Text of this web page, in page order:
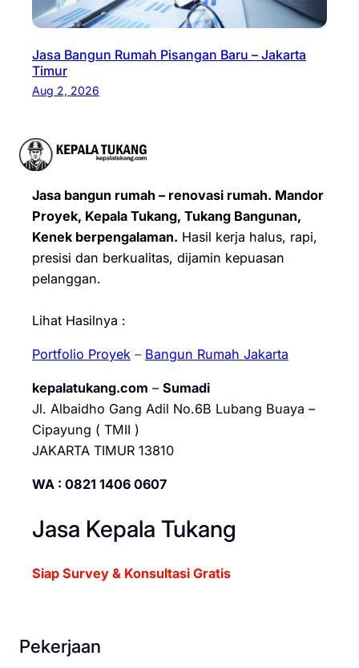
Jasa Bangun Rumah Pisangan Baru – Jakarta
Timur
Aug 2, 2026
Jasa bangun rumah – renovasi rumah. Mandor
Proyek, Kepala Tukang, Tukang Bangunan,
Kenek berpengalaman. Hasil kerja halus, rapi,
presisi dan berkualitas, dijamin kepuasan
pelanggan.
Lihat Hasilnya :
Portfolio Proyek – Bangun Rumah Jakarta
kepalatukang.com – Sumadi
Jl. Albaidho Gang Adil No.6B Lubang Buaya –
Cipayung ( TMII )
JAKARTA TIMUR 13810
WA : 0821 1406 0607
Jasa Kepala Tukang
Siap Survey & Konsultasi Gratis
Pekerjaan